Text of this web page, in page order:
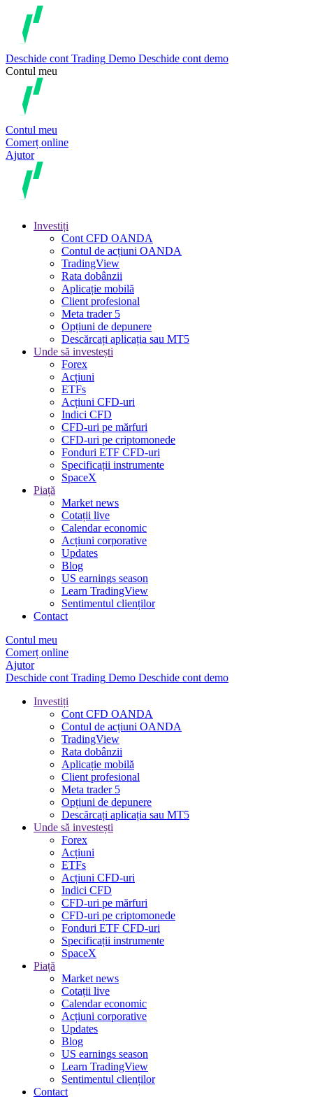
Deschide cont Trading Demo Deschide cont demo
Contul meu
Contul meu
Comerț online
Ajutor
Investiți
Cont CFD OANDA
Contul de acțiuni OANDA
TradingView
Rata dobânzii
Aplicație mobilă
Client profesional
Meta trader 5
Opțiuni de depunere
Descărcați aplicația sau MT5
Unde să investești
Forex
Acțiuni
ETFs
Acțiuni CFD-uri
Indici CFD
CFD-uri pe mărfuri
CFD-uri pe criptomonede
Fonduri ETF CFD-uri
Specificații instrumente
SpaceX
Piață
Market news
Cotații live
Calendar economic
Acțiuni corporative
Updates
Blog
US earnings season
Learn TradingView
Sentimentul clienților
Contact
Contul meu
Comerț online
Ajutor
Deschide cont Trading Demo Deschide cont demo
Investiți
Cont CFD OANDA
Contul de acțiuni OANDA
TradingView
Rata dobânzii
Aplicație mobilă
Client profesional
Meta trader 5
Opțiuni de depunere
Descărcați aplicația sau MT5
Unde să investești
Forex
Acțiuni
ETFs
Acțiuni CFD-uri
Indici CFD
CFD-uri pe mărfuri
CFD-uri pe criptomonede
Fonduri ETF CFD-uri
Specificații instrumente
SpaceX
Piață
Market news
Cotații live
Calendar economic
Acțiuni corporative
Updates
Blog
US earnings season
Learn TradingView
Sentimentul clienților
Contact